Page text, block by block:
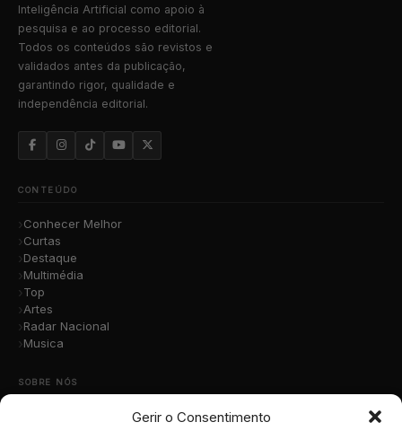
Gerir o Consentimento
Inteligência Artificial como apoio à
pesquisa e ao processo editorial.
Todos os conteúdos são revistos e
validados antes da publicação,
garantindo rigor, qualidade e
independência editorial.
CONTEÚDO
Conhecer Melhor
Curtas
Destaque
Multimédia
Top
Artes
Radar Nacional
Musica
SOBRE NÓS